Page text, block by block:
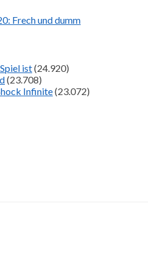
Frech und dumm
ist(24.920)
(23.708)
Infinite(23.072)